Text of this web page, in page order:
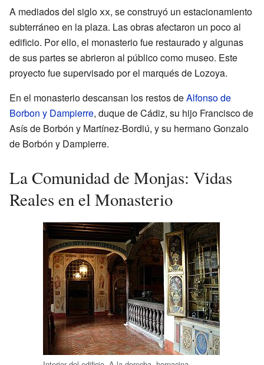
A mediados del sigloxx, se construyó un estacionamiento
subterráneo en la plaza. Las obras afectaron un poco al
edificio. Por ello, el monasterio fue restaurado y algunas
de sus partes se abrieron al público como museo. Este
proyecto fue supervisado por el marqués de Lozoya.
En el monasterio descansan los restos deAlfonso de
Borbon y Dampierre, duque de Cádiz, su hijo Francisco de
Asís de Borbón y Martínez-Bordiú, y su hermano Gonzalo
de Borbón y Dampierre.
La Comunidad de Monjas: Vidas
Reales en el Monasterio